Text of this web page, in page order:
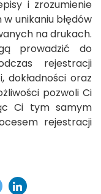
i zrozumienie
unikaniu błędów
na drukach.
prowadzić do
rejestracji
dokładności oraz
pozwoli Ci
Ci tym samym
rejestracji